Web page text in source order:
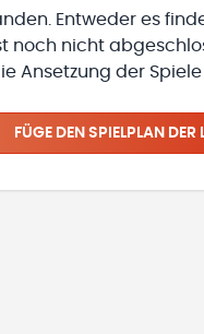
Entweder es
noch nicht
Ansetzung der
FÜGE DEN SPIELPLAN DER